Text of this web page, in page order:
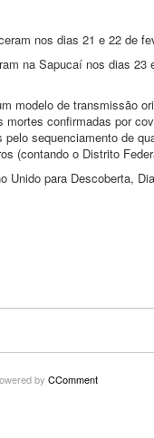
nos dias 21 e 22 de
na Sapucaí nos dias 23
modelo de transmissão
confirmadas por
sequenciamento de
(contando o Distrito
Unido para Descoberta,
by CComment